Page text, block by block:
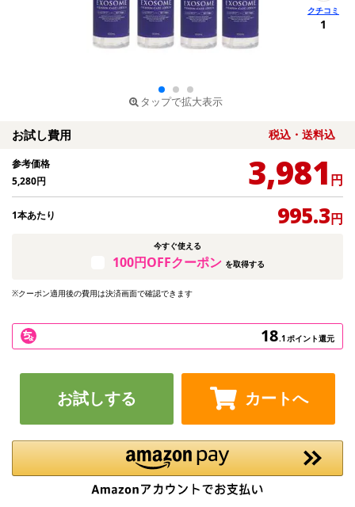
タップで拡大表示
1
お試し費用 税込・送料込
参考価格
5,280円 3,981 円
1本あたり 995.3円
今すぐ使える
100円OFFクーポン を取得する
※クーポン適用後の費用は決済画面で確認できます
18.1ポイント還元
お試しする カートへ